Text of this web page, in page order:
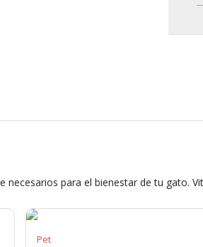
necesarios para el bienestar de tu gato.
Pet